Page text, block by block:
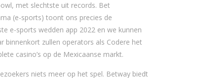
met slechtste uit records. Bet
(e-sports) toont ons precies de
e-sports wedden app 2022 en we kunnen
binnenkort zullen operators als Codere het
casino’s op de Mexicaanse markt.
niets meer op het spel. Betway biedt